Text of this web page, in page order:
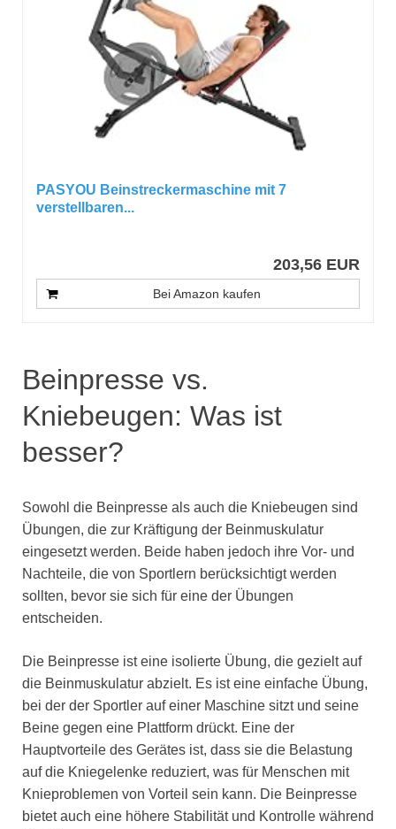
PASYOU Beinstreckermaschine mit 7
verstellbaren...
203,56 EUR
Bei Amazon kaufen
Beinpresse vs.
Kniebeugen: Was ist
besser?
Sowohl die Beinpresse als auch die Kniebeugen sind
Übungen, die zur Kräftigung der Beinmuskulatur
eingesetzt werden. Beide haben jedoch ihre Vor- und
Nachteile, die von Sportlern berücksichtigt werden
sollten, bevor sie sich für eine der Übungen
entscheiden.
Die Beinpresse ist eine isolierte Übung, die gezielt auf
die Beinmuskulatur abzielt. Es ist eine einfache Übung,
bei der der Sportler auf einer Maschine sitzt und seine
Beine gegen eine Plattform drückt. Eine der
Hauptvorteile des Gerätes ist, dass sie die Belastung
auf die Kniegelenke reduziert, was für Menschen mit
Knieproblemen von Vorteil sein kann. Die Beinpresse
bietet auch eine höhere Stabilität und Kontrolle während